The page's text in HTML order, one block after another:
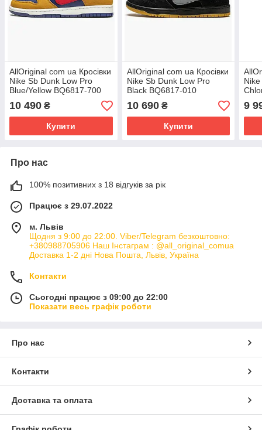
AllOriginal com ua Кросівки
Nike Sb Dunk Low Pro
Blue/Yellow BQ6817-700
РОЗМІРИ ЗАПИТУЙТЕ
10 490 ₴
Купити
AllOriginal com ua Кросівки
Nike Sb Dunk Low Pro
Black BQ6817-010
РОЗМІРИ ЗАПИТУЙТЕ
10 690₴
Купити
9
Про нас
100% позитивних з 18 відгуків за рік
Працює з 29.07.2022
м. Львів
Щодня з 9:00 до 22:00. Viber/Telegram безкоштовно:
+380988705906 Наш Інстаграм : @all_original_comua
Доставка 1-2 дні Нова Пошта, Львів, Україна
Контакти
Сьогодні працює з 09:00 до 22:00
Показати весь графік роботи
Про нас
Контакти
Доставка та оплата